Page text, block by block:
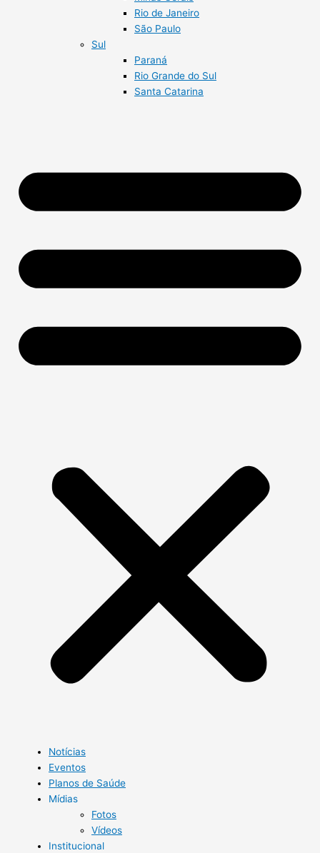
Rio de Janeiro
São Paulo
Sul
Paraná
Rio Grande do Sul
Santa Catarina
Notícias
Eventos
Planos de Saúde
Mídias
Fotos
Vídeos
Institucional